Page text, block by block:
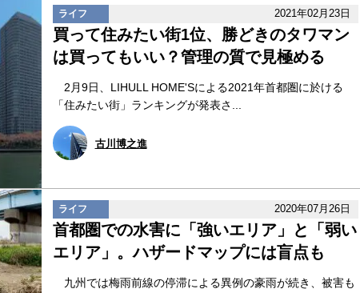
ライフ 2021年02月23日
買って住みたい街1位、勝どきのタワマン
は買ってもいい？管理の質で見極める
2月9日、LIHULL HOME'Sによる2021年首都圏に於ける
「住みたい街」ランキングが発表さ...
古川博之進
ライフ 2020年07月26日
首都圏での水害に「強いエリア」と「弱い
エリア」。ハザードマップには盲点も
九州では梅雨前線の停滞による異例の豪雨が続き、被害も